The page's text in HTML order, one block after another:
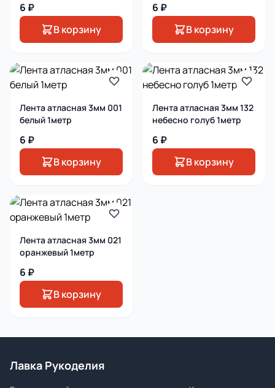
6 ₽
В корзину
6 ₽
В корзину
Лента атласная 3мм 001
белый 1метр
6 ₽
В корзину
Лента атласная 3мм 132
небесно голуб 1метр
6 ₽
В корзину
Лента атласная 3мм 021
оранжевый 1метр
6 ₽
В корзину
Лавка Рукоделия